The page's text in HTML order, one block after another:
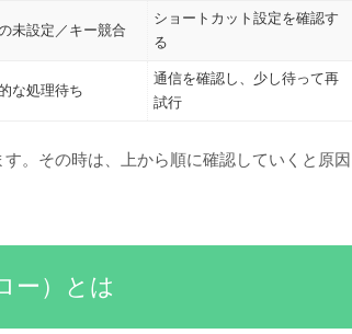
未設定／キー競合
ショートカット設定を確認す
る
な処理待ち
通信を確認し、少し待って再
試行
。その時は、上から順に確認していくと原因
ー）とは